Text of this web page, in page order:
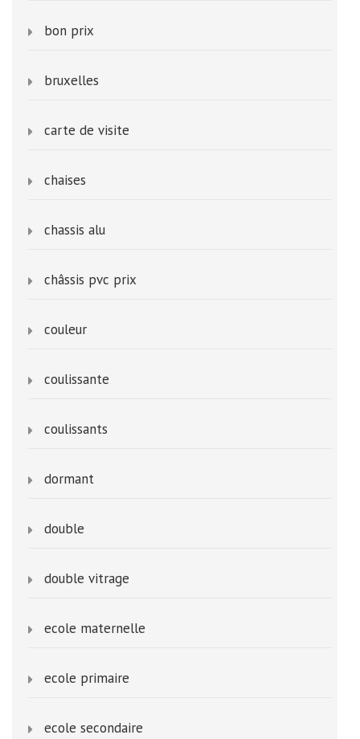
bon prix
bruxelles
carte de visite
chaises
chassis alu
châssis pvc prix
couleur
coulissante
coulissants
dormant
double
double vitrage
ecole maternelle
ecole primaire
ecole secondaire